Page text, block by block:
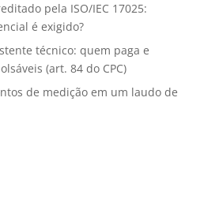
pela ISO/IEC 17025:
é exigido?
técnico: quem paga e
(art. 84 do CPC)
de medição em um laudo de